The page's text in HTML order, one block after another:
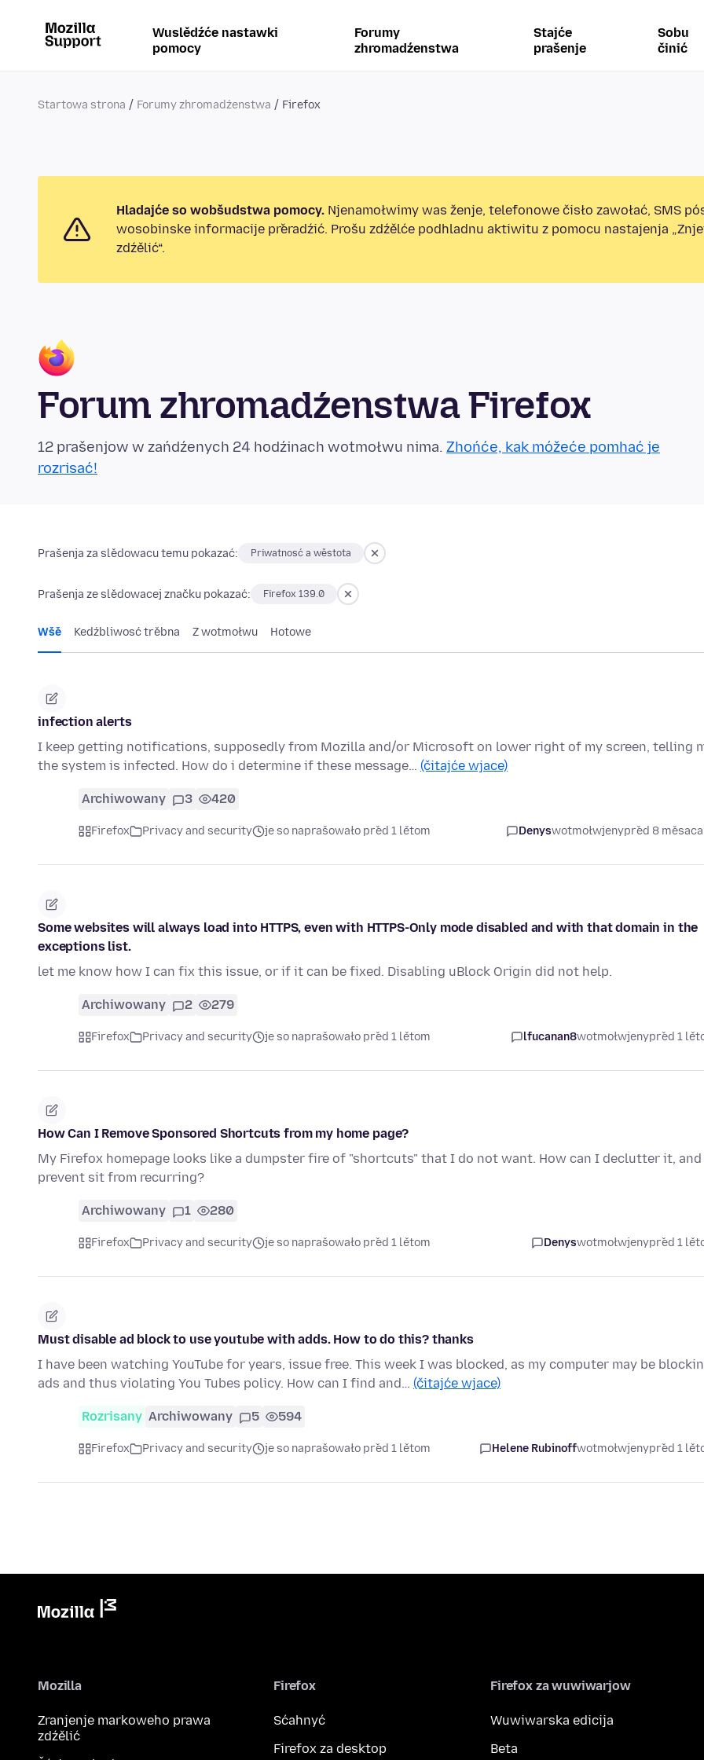
Wuslědźće nastawki
pomocy
Forumy
zhromadźenstwa
Stajće
prašenje
Sobu
činić
Startowa strona Forumy zhromadźenstwa Firefox
Hladajće so wobšudstwa pomocy. Njenamołwimy was ženje, telefonowe čisło zawołać, SMS
wosobinske informacije přeradźić. Prošu zdźělće podhladnu aktiwitu z pomocu nastajenja
zdźělić“.
Forum zhromadźenstwa Firefox
12 prašenjow w zańdźenych 24 hodźinach wotmołwu nima. Zhońće, kak móžeće pomhać je
rozrisać!
Prašenja za slědowacu temu pokazać: Priwatnosć a wěstota
Prašenja ze slědowacej značku pokazać: Firefox 139.0
Wšě Kedźbliwosć trěbna Z wotmołwu Hotowe
infection alerts
I keep getting notifications, supposedly from Mozilla and/or Microsoft on lower right of my screen, telling
the system is infected. How do i determine if these message… (čitajće wjace)
Archiwowany 3 420
Firefox Privacy and security je so naprašowało před 1 lětom Denyswotmołwjenypřed 8
Some websites will always load into HTTPS, even with HTTPS-Only mode disabled and with that domain in the
exceptions list.
let me know how I can fix this issue, or if it can be fixed. Disabling uBlock Origin did not help.
Archiwowany 2 279
Firefox Privacy and security je so naprašowało před 1 lětom lfucanan8wotmołwjenypřed 1
How Can I Remove Sponsored Shortcuts from my home page?
My Firefox homepage looks like a dumpster fire of "shortcuts" that I do not want. How can I declutter it, and
prevent sit from recurring?
Archiwowany 1 280
Firefox Privacy and security je so naprašowało před 1 lětom Denyswotmołwjenypřed 1
Must disable ad block to use youtube with adds. How to do this? thanks
I have been watching YouTube for years, issue free. This week I was blocked, as my computer may be
ads and thus violating You Tubes policy. How can I find and… (čitajće wjace)
Rozrisany Archiwowany 5 594
Firefox Privacy and security je so naprašowało před 1 lětom Helene Rubinoffwotmołwjenypřed 1
Mozilla
Zranjenje markoweho prawa
zdźělić
Firefox
Sćahnyć
Firefox za desktop
Firefox za wuwiwarjow
Wuwiwarska edicija
Beta